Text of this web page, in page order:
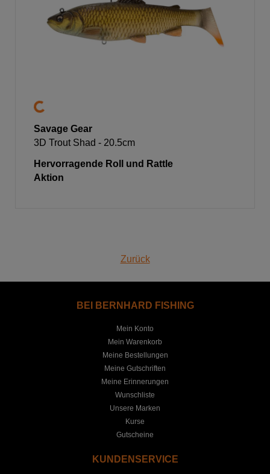
Savage Gear
3D Trout Shad - 20.5cm
Hervorragende Roll und Rattle
Aktion
Zurück
BEI BERNHARD FISHING
Mein Konto
Mein Warenkorb
Meine Bestellungen
Meine Gutschriften
Meine Erinnerungen
Wunschliste
Unsere Marken
Kurse
Gutscheine
KUNDENSERVICE